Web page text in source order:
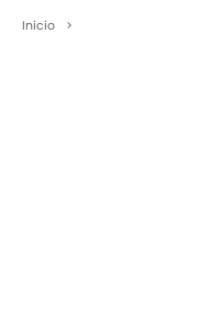
Inicio >